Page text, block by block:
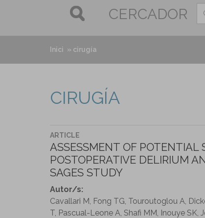
CERCADOR
Inici cirugía
CIRUGÍA
ARTICLE
ASSESSMENT OF POTENTIAL
POSTOPERATIVE DELIRIUM
SAGES STUDY
Autor/s:
Cavallari M, Fong TG, Touroutoglou A,
T, Pascual-Leone A, Shafi MM, Inouye SK,